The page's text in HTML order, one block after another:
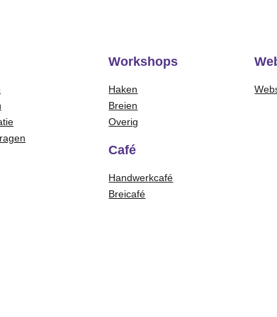
Workshops
Haken
Breien
Overig
Café
Handwerkcafé
Breicafé